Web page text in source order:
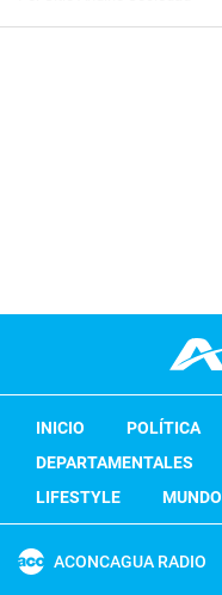
INICIO POLÍTICA
DEPARTAMENTALES
LIFESTYLE
MUNDO
ACONCAGUA RADIO